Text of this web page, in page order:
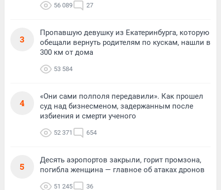
56 089 27
3
Пропавшую девушку из Екатеринбурга, которую
обещали вернуть родителям по кускам, нашли в
300 км от дома
53 584
4
«Они сами полполя передавили». Как прошел
суд над бизнесменом, задержанным после
избиения и смерти ученого
52 371 654
5
Десять аэропортов закрыли, горит промзона,
погибла женщина — главное об атаках дронов
51 245 36